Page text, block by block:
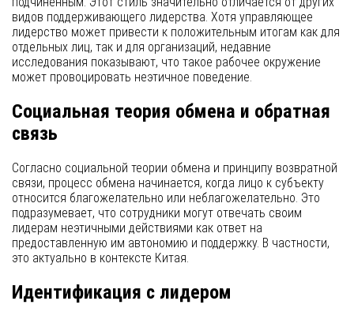
видов поддерживающего лидерства. Хотя управляющее
лидерство может привести к положительным итогам как для
отдельных лиц, так и для организаций, недавние
исследования показывают, что такое рабочее окружение
может провоцировать неэтичное поведение.
Социальная теория обмена и обратная
связь
Согласно социальной теории обмена и принципу возвратной
связи, процесс обмена начинается, когда лицо к субъекту
относится благожелательно или неблагожелательно. Это
подразумевает, что сотрудники могут отвечать своим
лидерам неэтичными действиями как ответ на
предоставленную им автономию и поддержку. В частности,
это актуально в контексте Китая.
Идентификация с лидером